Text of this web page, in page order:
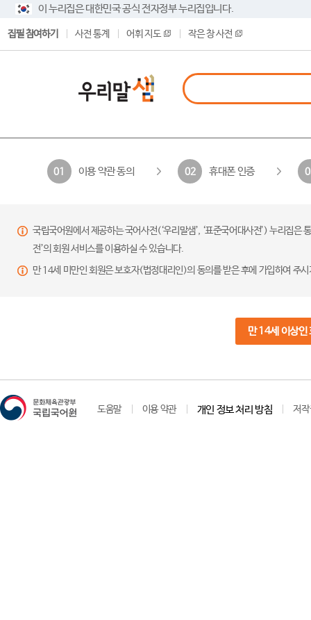
이 누리집은 대한민국 공식 전자정부 누리집입니다.
집필 참여하기 사전 통계 어휘 지도 작은 창 사전
01 이용 약관 동의 02 휴대폰 인증
국립국어원에서 제공하는 국어사전(‘우리말샘’, ‘표준국어대사전’) 누리집
전’의 회원 서비스를 이용하실 수 있습니다.
만 14세 미만인 회원은 보호자(법정대리인)의 동의를 받은 후에 가입하여 주
만 14세 이상인
도움말 이용 약관 개인 정보 처리 방침 저